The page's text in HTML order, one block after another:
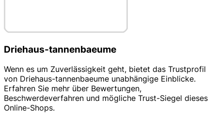
Driehaus-tannenbaeume
Wenn es um Zuverlässigkeit geht, bietet das Trustprofil
von Driehaus-tannenbaeume unabhängige Einblicke.
Erfahren Sie mehr über Bewertungen,
Beschwerdeverfahren und mögliche Trust-Siegel dieses
Online-Shops.